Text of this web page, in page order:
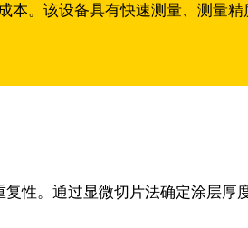
本。该设备具有快速测量、测量
性。通过显微切片法确定涂层厚